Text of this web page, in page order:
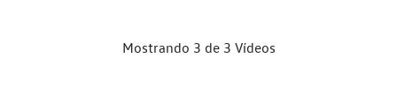
Mostrando 3 de 3 Vídeos